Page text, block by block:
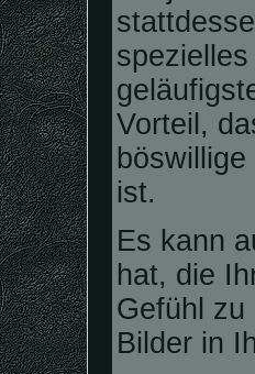
Vorteil,
ist.
Es kann
hat, die
Gefühl
Bilder in